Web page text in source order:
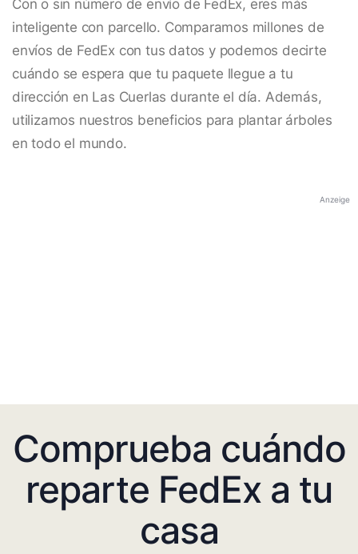
Con o sin número de envío de FedEx, eres más
inteligente con parcello. Comparamos millones de
envíos de FedEx con tus datos y podemos decirte
cuándo se espera que tu paquete llegue a tu
dirección en Las Cuerlas durante el día. Además,
utilizamos nuestros beneficios para plantar árboles
en todo el mundo.
Anzeige
Comprueba cuándo
reparte FedEx a tu
casa